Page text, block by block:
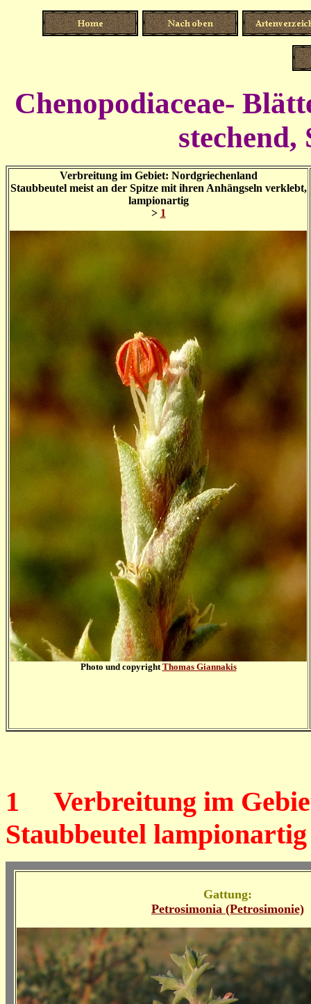
Chenopodiaceae-
Verbreitung im Gebiet: Nordgriechenland
Staubbeutel meist an der Spitze mit ihren Anhängseln verklebt,
lampionartig
> 1
Photo und copyrightThomas Giannakis
1 Verbreitung im
Staubbeutel lampionartig
Gattung:
Petrosimonia (Petrosimonie)